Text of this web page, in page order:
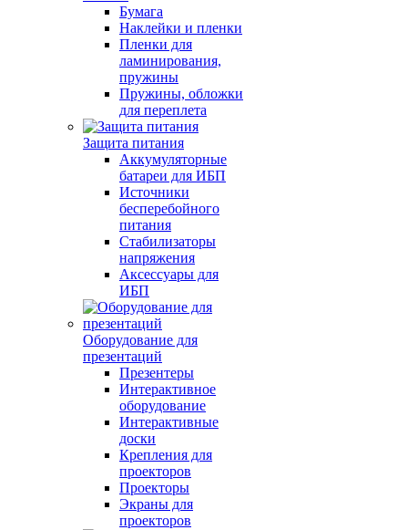
Бумага
Наклейки и пленки
Пленки для
ламинирования,
пружины
Пружины, обложки
для переплета
Защита питания
Аккумуляторные
батареи для ИБП
Источники
бесперебойного
питания
Стабилизаторы
напряжения
Аксессуары для
ИБП
Оборудование для
презентаций
Презентеры
Интерактивное
оборудование
Интерактивные
доски
Крепления для
проекторов
Проекторы
Экраны для
проекторов